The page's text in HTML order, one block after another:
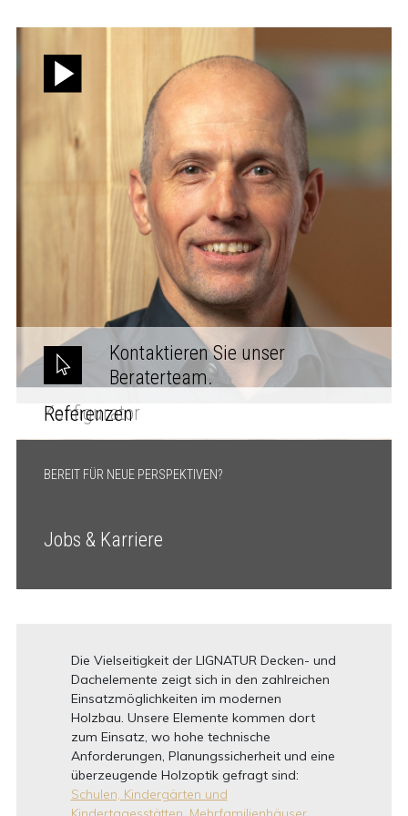
Kontaktieren Sie unser
Beraterteam.
Konfigurator
Referenzen
BEREIT FÜR NEUE PERSPEKTIVEN?
Jobs & Karriere
Die Vielseitigkeit der LIGNATUR Decken- und
Dachelemente zeigt sich in den zahlreichen
Einsatzmöglichkeiten im modernen
Holzbau. Unsere Elemente kommen dort
zum Einsatz, wo hohe technische
Anforderungen, Planungssicherheit und eine
überzeugende Holzoptik gefragt sind:
Schulen, Kindergärten und